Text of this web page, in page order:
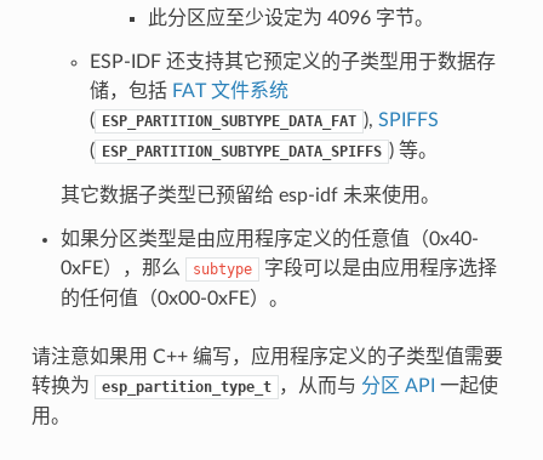
此分区应至少设定为 4096 字节。
ESP-IDF 还支持其它预定义的子类型用于数据存
储，包括 FAT 文件系统
( ESP_PARTITION_SUBTYPE_DATA_FAT ), SPIFFS
( ESP_PARTITION_SUBTYPE_DATA_SPIFFS ) 等。
其它数据子类型已预留给 esp-idf 未来使用。
如果分区类型是由应用程序定义的任意值（0x40-
0xFE），那么
subtype
字段可以是由应用程序选择
的任何值（0x00-0xFE）。
请注意如果用 C++ 编写，应用程序定义的子类型值需要
转换为
esp_partition_type_t ，从而与 分区 API 一起使
用。